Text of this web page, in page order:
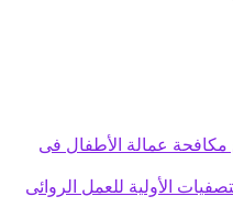
مكافحة عمالة الأطفال فى
الأولية للعمل الروائى